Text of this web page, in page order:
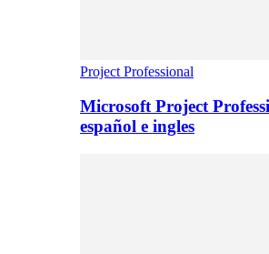
Project Professional
Microsoft Project
español e ingles